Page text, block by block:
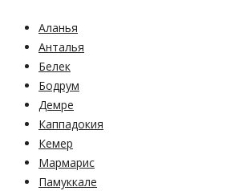
Аланья
Анталья
Белек
Бодрум
Демре
Каппадокия
Кемер
Мармарис
Памуккале